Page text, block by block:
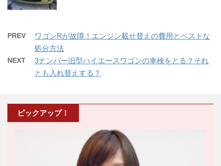
PREV
ワゴンRが故障！エンジン載せ替えの費用とベストな
処分方法
NEXT
3ナンバー旧型ハイエースワゴンの車検をとる？それ
とも入れ替えする？
ピックアップ！